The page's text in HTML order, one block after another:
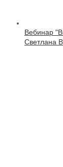
Вебинар
Светлана